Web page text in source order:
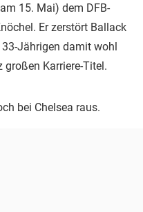
15. Mai) dem DFB-
Er zerstört Ballack
Jährigen damit wohl
großen Karriere-Titel.
bei Chelsea raus.